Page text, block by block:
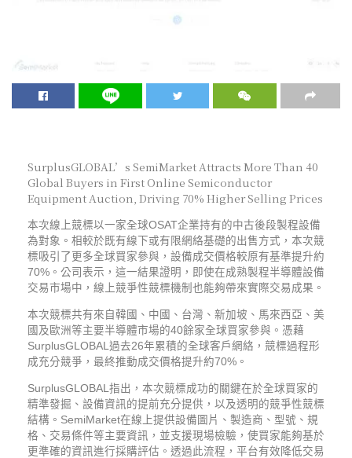
SurplusGLOBAL’s SemiMarket Attracts More Than 40
Global Buyers in First Online Semiconductor
Equipment Auction, Driving 70% Higher Selling Prices
本次線上競標以一家全球OSAT企業持有的中古後段製程設備
為對象。相較於既有線下或有限網絡基礎的出售方式，本次競
標吸引了更多全球買家參與，設備成交價格較原有基準提升約
70%。公司表示，這一結果證明，即使在成熟製程半導體設備
交易市場中，線上競爭性競標機制也能夠帶來實際交易成果。
本次競標共有來自韓國、中國、台灣、新加坡、馬來西亞、美
國及歐洲等主要半導體市場的40餘家全球買家參與。憑藉
SurplusGLOBAL過去26年累積的全球客戶網絡，競標過程形
成充分競爭，最終推動成交價格提升約70%。
SurplusGLOBAL指出，本次競標成功的關鍵在於全球買家的
精準發掘、設備資訊的提前充分提供，以及透明的競爭性競標
結構。SemiMarket在線上提供設備圖片、製造商、型號、規
格、交易條件等主要資訊，並支援現場檢驗，使買家能夠基於
更準確的資訊進行採購評估。透過此流程，平台有效降低交易